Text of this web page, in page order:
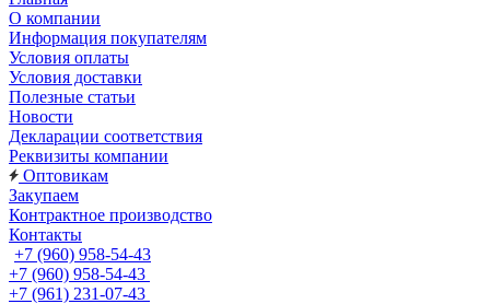
О компании
Информация покупателям
Условия оплаты
Условия доставки
Полезные статьи
Новости
Декларации соответствия
Реквизиты компании
Оптовикам
Закупаем
Контрактное производство
Контакты
+7 (960) 958-54-43
+7 (960) 958-54-43
+7 (961) 231-07-43